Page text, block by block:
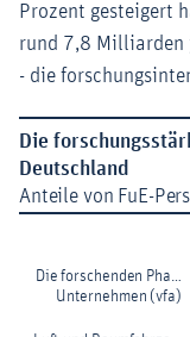
Prozent gesteigert
rund 7,8 Milliarden
- die